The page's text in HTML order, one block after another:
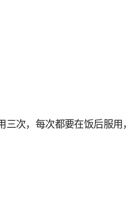
次，每次都要在饭后服用，